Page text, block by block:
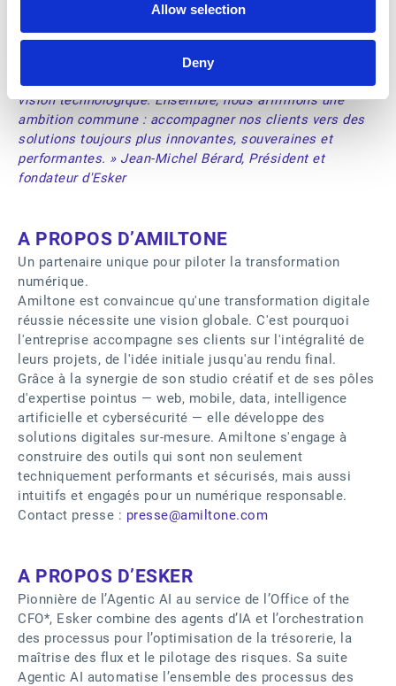
Allow selection
Deny
local et des valeurs communes. Les synergies entre nos
équipes constituent un véritable gage de confiance,
tandis que notre offre d’IA s’intègre pleinement dans leur
vision technologique. Ensemble, nous affirmons une
ambition commune : accompagner nos clients vers des
solutions toujours plus innovantes, souveraines et
performantes. » Jean-Michel Bérard, Président et
fondateur d'Esker
A PROPOS D’AMILTONE
Un partenaire unique pour piloter la transformation
numérique.
Amiltone est convaincue qu'une transformation digitale
réussie nécessite une vision globale. C'est pourquoi
l'entreprise accompagne ses clients sur l'intégralité de
leurs projets, de l'idée initiale jusqu'au rendu final.
Grâce à la synergie de son studio créatif et de ses pôles
d'expertise pointus — web, mobile, data, intelligence
artificielle et cybersécurité — elle développe des
solutions digitales sur-mesure. Amiltone s'engage à
construire des outils qui sont non seulement
techniquement performants et sécurisés, mais aussi
intuitifs et engagés pour un numérique responsable.
Contact presse : presse@amiltone.com
A PROPOS D’ESKER
Pionnière de l’Agentic AI au service de l’Office of the
CFO*, Esker combine des agents d’IA et l’orchestration
des processus pour l’optimisation de la trésorerie, la
maîtrise des flux et le pilotage des risques. Sa suite
Agentic AI automatise l’ensemble des processus des